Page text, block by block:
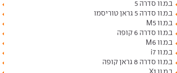
ב.מ.וו סדרה 5
ב.מ.וו סדרה 5 גראן טוריסמו
ב.מ.וו M5
ב.מ.וו סדרה 6 קופה
ב.מ.וו M6
ב.מ.וו i7
ב.מ.וו סדרה 8 גראן קופה